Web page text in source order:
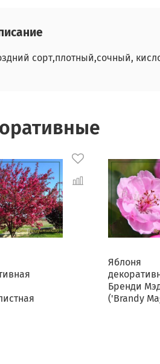
сорт,плотный,сочный,
Яблоня
Бренди
('Brandy